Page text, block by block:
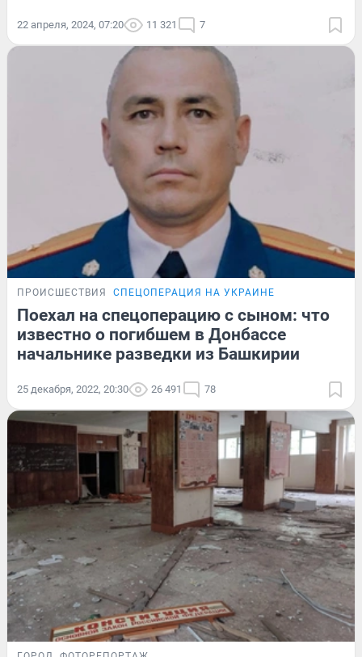
22 апреля, 2024, 07:20 11 321 7
ПРОИСШЕСТВИЯ СПЕЦОПЕРАЦИЯ НА УКРАИНЕ
Поехал на спецоперацию с сыном: что
известно о погибшем в Донбассе
начальнике разведки из Башкирии
25 декабря, 2022, 20:30 26 491 78